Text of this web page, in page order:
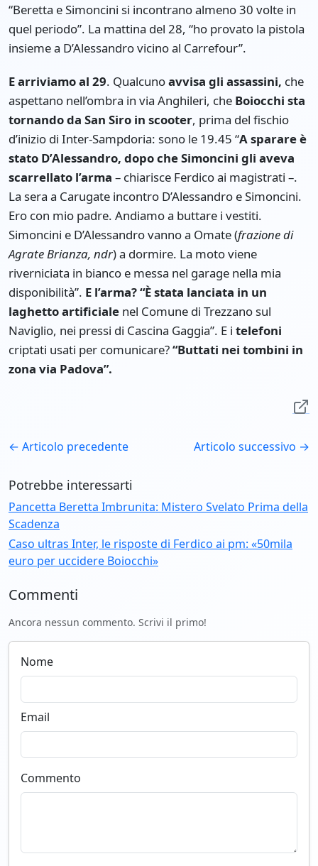
“Beretta e Simoncini si incontrano almeno 30 volte in
quel periodo”. La mattina del 28, “ho provato la pistola
insieme a D’Alessandro vicino al Carrefour”.
E arriviamo al 29. Qualcunoavvisa gli assassini, che
aspettano nell’ombra in via Anghileri, che Boiocchi sta
tornando da San Siro in scooter, prima del fischio
d’inizio di Inter-Sampdoria: sono le 19.45 “A sparare è
stato D’Alessandro, dopo che Simoncini gli aveva
scarrellato l’arma – chiarisce Ferdico ai magistrati –.
La sera a Carugate incontro D’Alessandro e Simoncini.
Ero con mio padre. Andiamo a buttare i vestiti.
Simoncini e D’Alessandro vanno a Omate (frazione di
Agrate Brianza, ndr) a dormire. La moto viene
riverniciata in bianco e messa nel garage nella mia
disponibilità”. E l’arma? “È stata lanciata in un
laghetto artificiale nel Comune di Trezzano sul
Naviglio, nei pressi di Cascina Gaggia”. E i telefoni
criptati usati per comunicare?“Buttati nei tombini in
zona via Padova”.
← Articolo precedente Articolo successivo →
Potrebbe interessarti
Pancetta Beretta Imbrunita: Mistero Svelato Prima della
Scadenza
Caso ultras Inter, le risposte di Ferdico ai pm: «50mila
euro per uccidere Boiocchi»
Commenti
Ancora nessun commento. Scrivi il primo!
Nome
Email
Commento